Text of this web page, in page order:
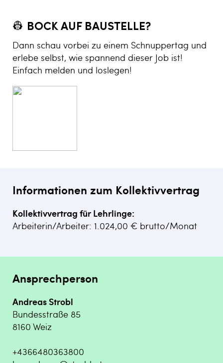
👷 BOCK AUF BAUSTELLE?
Dann schau vorbei zu einem Schnuppertag und
erlebe selbst, wie spannend dieser Job ist!
Einfach melden und loslegen!
Informationen zum Kollektivvertrag
Kollektivvertrag für Lehrlinge:
Arbeiterin/Arbeiter: 1.024,00 € brutto/Monat
Ansprechperson
Andreas Strobl
Bundesstraße 85
8160 Weiz
+4366480363800